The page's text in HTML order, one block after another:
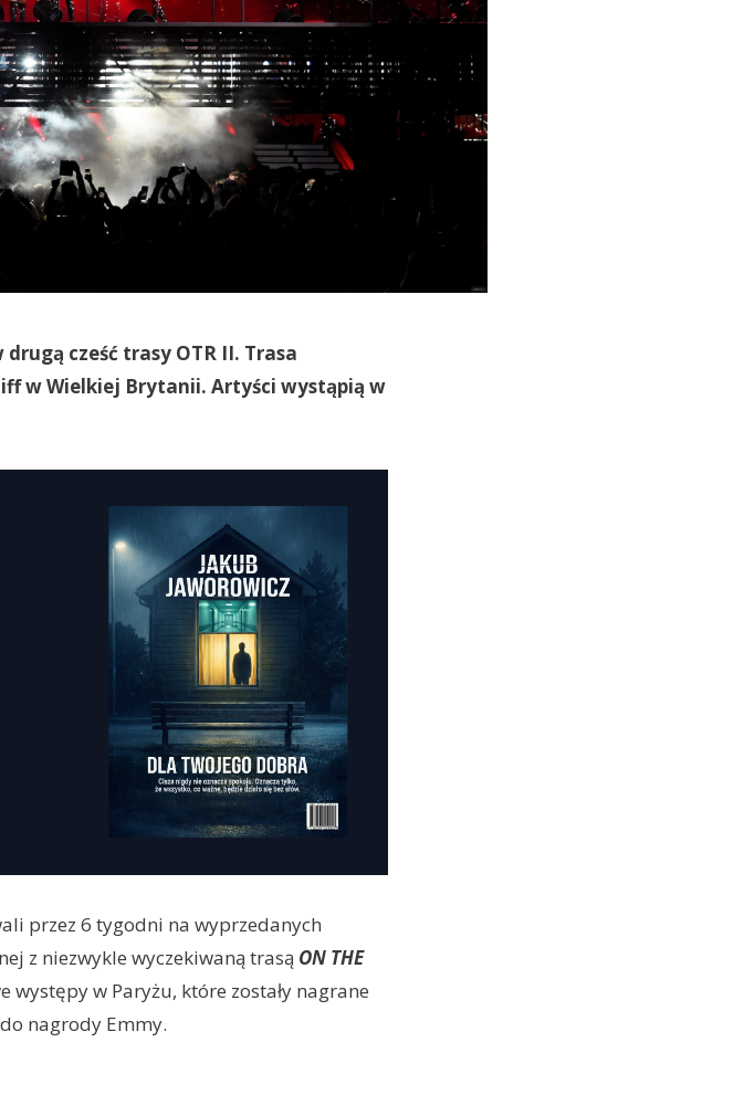
drugą cześć trasy OTR II. Trasa
w Wielkiej Brytanii. Artyści wystąpią w
przez 6 tygodni na wyprzedanych
z niezwykle wyczekiwaną trasą ON THE
występy w Paryżu, które zostały nagrane
nagrody Emmy.